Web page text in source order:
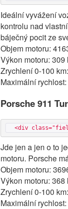
Ideální vyvážení
kontrolu nad
báječný pocit ze
Objem motoru:
Výkon motoru: 309
Zrychlení 0-100
Maximální
Porsche 911
<div
Jde jen a jen o to
motoru. Porsche
Objem motoru:
Výkon motoru: 368
Zrychlení 0-100
Maximální